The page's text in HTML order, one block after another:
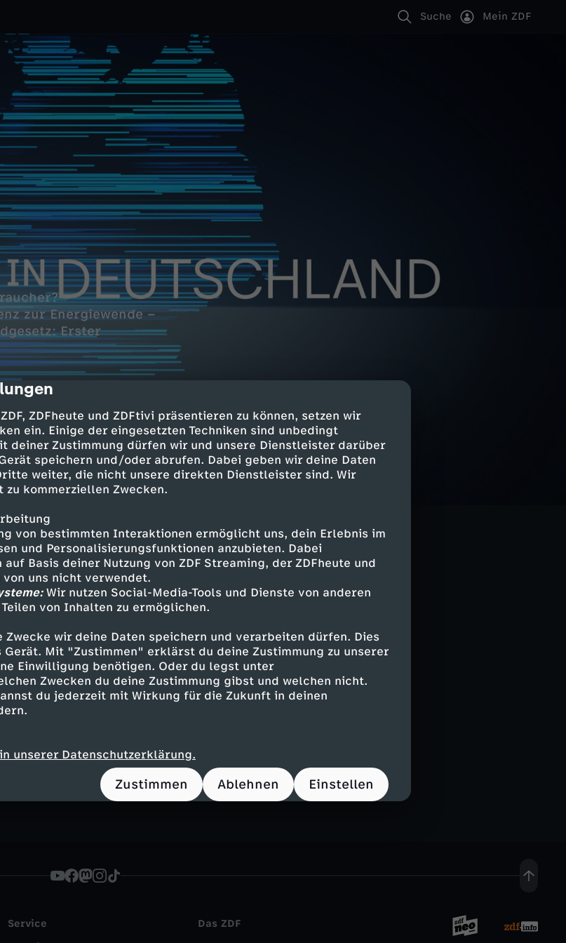
ZDFheute und ZDFtivi präsentieren zu können, setzen wir
ein. Einige der eingesetzten Techniken sind unbedingt
deiner Zustimmung dürfen wir und unsere Dienstleister darüber
speichern und/oder abrufen. Dabei geben wir deine Daten
weiter, die nicht unsere direkten Dienstleister sind. Wir
kommerziellen Zwecken.
von bestimmten Interaktionen ermöglicht uns, dein Erlebnis im
und Personalisierungsfunktionen anzubieten. Dabei
Basis deiner Nutzung von ZDF Streaming, der ZDFheute und
uns nicht verwendet.
Wir nutzen Social-Media-Tools und Dienste von anderen
von Inhalten zu ermöglichen.
wir deine Daten speichern und verarbeiten dürfen. Dies
Mit "Zustimmen" erklärst du deine Zustimmung zu unserer
Einwilligung benötigen. Oder du legst unter
Zwecken du deine Zustimmung gibst und welchen nicht.
du jederzeit mit Wirkung für die Zukunft in deinen
unserer Datenschutzerklärung.
Zustimmen Ablehnen Einstellen
Suche Mein ZDF
–
zur Energiewende –
Erster
Debatte
Ehrentag
heute - in Deutschland
Service
Das ZDF